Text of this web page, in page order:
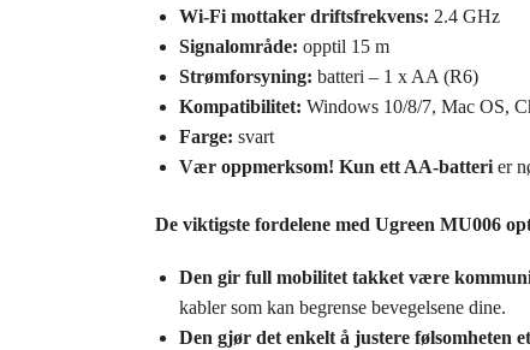
Wi-Fi mottaker driftsfrekvens: 2.4 GHz
Signalområde: opptil 15 m
Strømforsyning: batteri – 1 x AA (R6)
Kompatibilitet: Windows 10/8/7, Mac OS,
Farge: svart
Vær oppmerksom! Kun ett AA-batterier
De viktigste fordelene med Ugreen MU006
Den gir full mobilitet takket være
kabler som kan begrense bevegelsene dine.
Den gjør det enkelt å justere følsomheten